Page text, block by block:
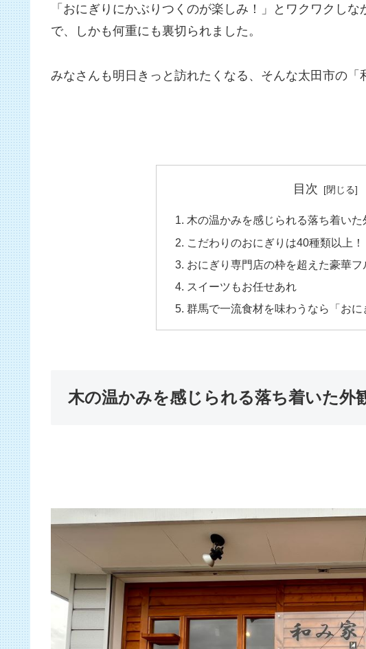
「おにぎりにかぶりつくのが楽しみ！」とワクワクし
で、しかも何重にも裏切られました。
みなさんも明日きっと訪れたくなる、そんな太田市の「
目次
木の温かみを感じられる落ち着いた
こだわりのおにぎりは40種類以上！
おにぎり専門店の枠を超えた豪華フ
スイーツもお任せあれ
群馬で一流食材を味わうなら「お
木の温かみを感じられる落ち着いた外